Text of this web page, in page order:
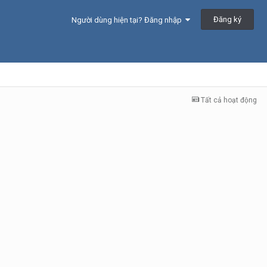
Người dùng hiện tại? Đăng nhập Đăng ký
Tất cả hoạt động